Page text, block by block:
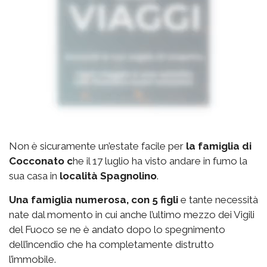
Non è sicuramente un’estate facile per la famiglia di
Cocconato che il 17 luglio ha visto andare in fumo la
sua casa in località Spagnolino.
Una famiglia numerosa, con 5 figli e tante necessità
nate dal momento in cui anche l’ultimo mezzo dei Vigili
del Fuoco se ne è andato dopo lo spegnimento
dell’incendio che ha completamente distrutto
l’immobile.